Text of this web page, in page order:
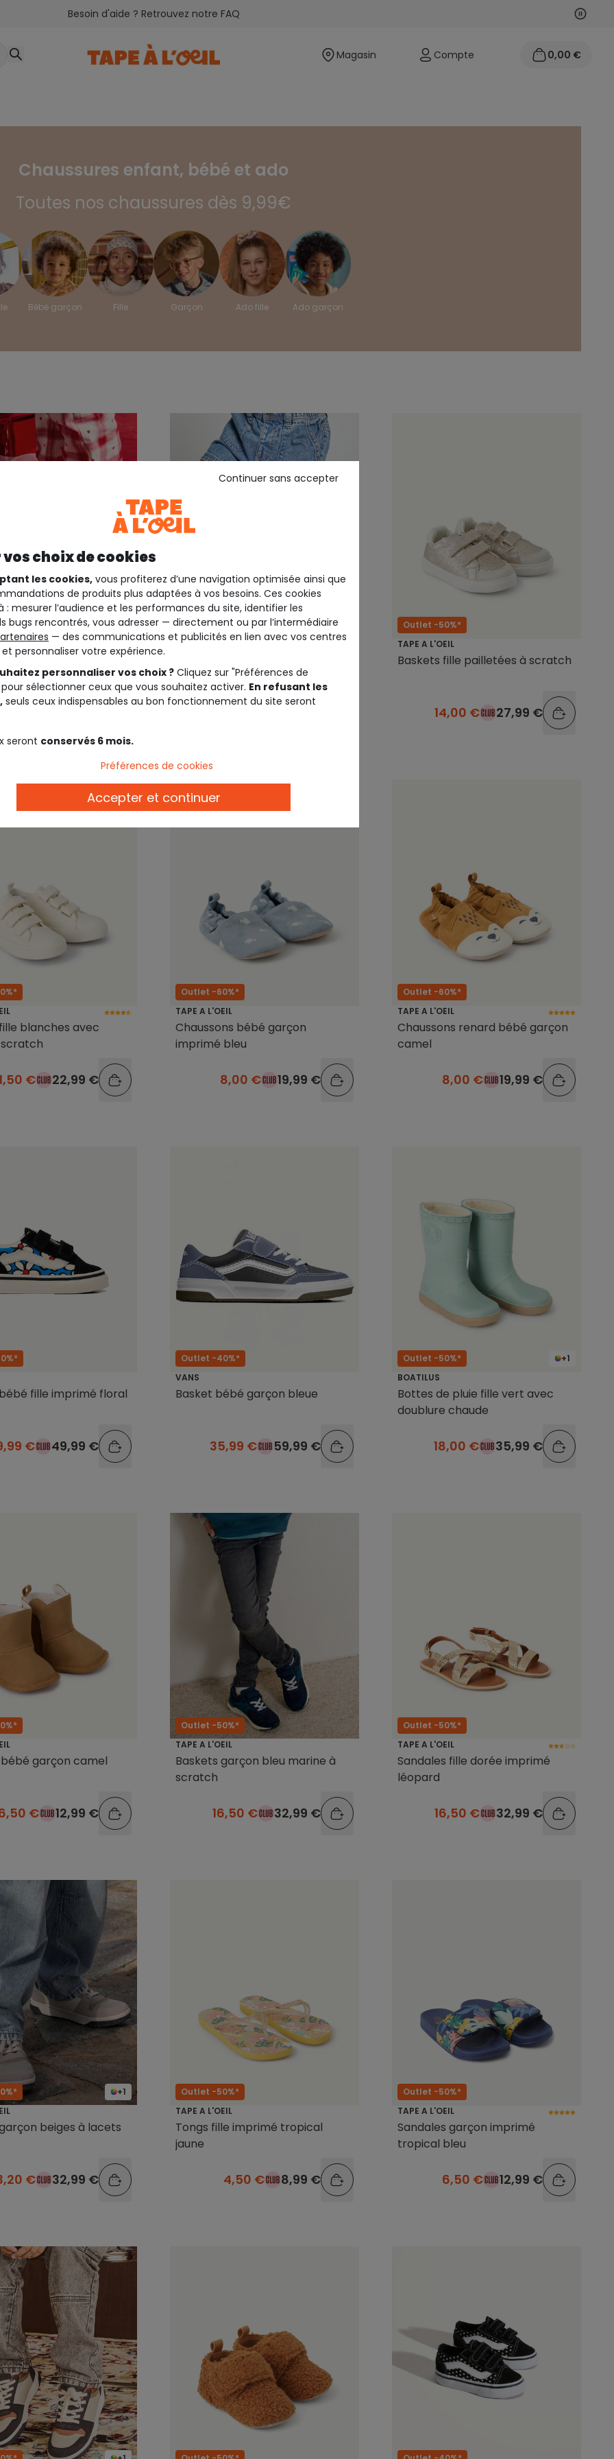
Besoin d'aide ? Retrouvez notre FAQ
Magasin Compte 0,00 €
Chaussures enfant, bébé et ado
Toutes nos chaussures dès 9,99€
Bébé garçon Fille Garçon Ado fille Ado garçon
fille beige motif
12,99 €
Outlet -50%*
TAPE A L'OEIL
scratch
Outlet -50%*
TAPE A L'OEIL
Baskets fille pailletées à scratch
14,00 € 27,99 €
blanches avec
€ 22,99 €
Outlet -60%*
TAPE A L'OEIL
Chaussons bébé garçon
imprimé bleu
8,00 € 19,99 €
Outlet -60%*
TAPE A L'OEIL
Chaussons renard bébé garçon
camel
8,00 € 19,99 €
fille imprimé floral
€ 49,99 €
Outlet -40%*
VANS
Basket bébé garçon bleue
35,99 € 59,99 €
+1
Outlet -50%*
BOATILUS
Bottes de pluie fille vert avec
doublure chaude
18,00 € 35,99 €
garçon camel
€ 12,99 €
Outlet -50%*
TAPE A L'OEIL
Baskets garçon bleu marine à
scratch
16,50 € 32,99 €
Outlet -50%*
TAPE A L'OEIL
Sandales fille dorée imprimé
léopard
16,50 € 32,99 €
+1
beiges à lacets
€ 32,99 €
Outlet -50%*
TAPE A L'OEIL
Tongs fille imprimé tropical
jaune
4,50 € 8,99 €
Outlet -50%*
TAPE A L'OEIL
Sandales garçon imprimé
tropical bleu
6,50 € 12,99 €
vos choix de cookies
les cookies, vous profiterez d’une navigation optimisée ainsi que
de produits plus adaptées à vos besoins. Ces cookies
: mesurer l’audience et les performances du site, identifier les
bugs rencontrés, vous adresser — directement ou par l’intermédiaire
— des communications et publicités en lien avec vos centres
et personnaliser votre expérience.
personnaliser vos choix ? Cliquez sur "Préférences de
sélectionner ceux que vous souhaitez activer. En refusant les
seuls ceux indispensables au bon fonctionnement du site seront
seront conservés 6 mois.
Continuer sans accepter
Préférences de cookies
Accepter et continuer